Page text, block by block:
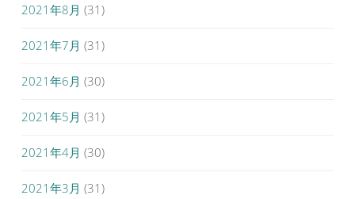
2021年8月 (31)
2021年7月 (31)
2021年6月 (30)
2021年5月 (31)
2021年4月 (30)
2021年3月 (31)